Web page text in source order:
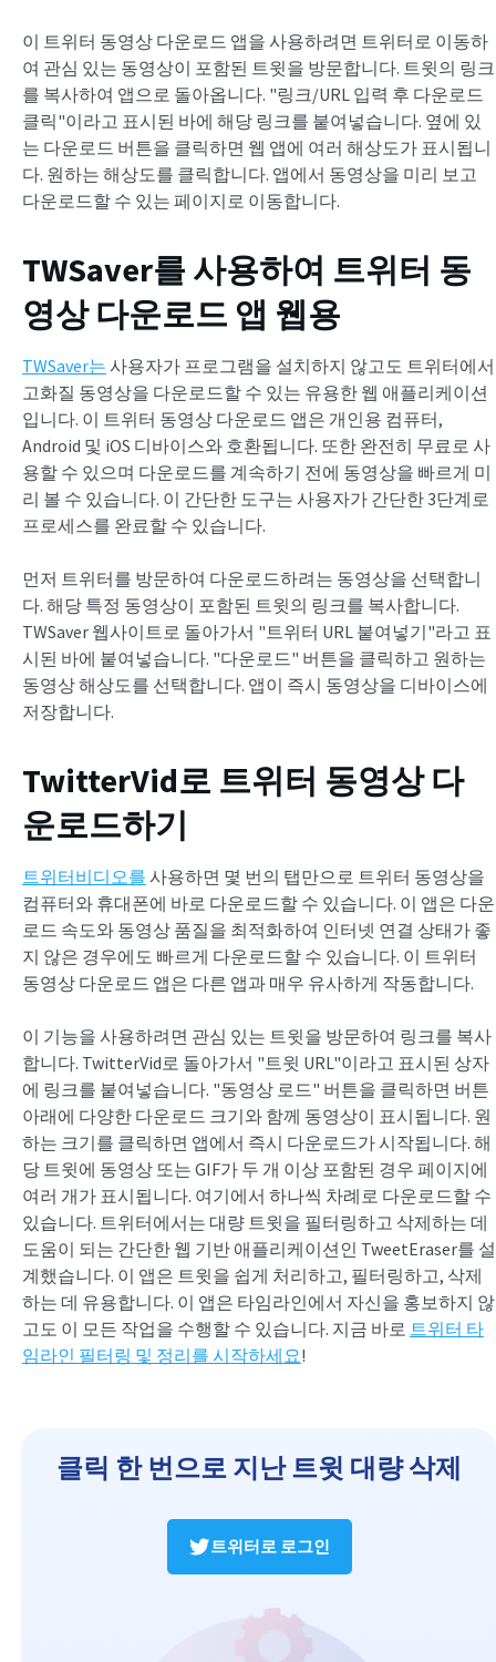
이 트위터 동영상 다운로드 앱을 사용하려면 트위터로 이동하
여 관심 있는 동영상이 포함된 트윗을 방문합니다. 트윗의 링크
를 복사하여 앱으로 돌아옵니다. "링크/URL 입력 후 다운로드
클릭"이라고 표시된 바에 해당 링크를 붙여넣습니다. 옆에 있
는 다운로드 버튼을 클릭하면 웹 앱에 여러 해상도가 표시됩니
다. 원하는 해상도를 클릭합니다. 앱에서 동영상을 미리 보고
다운로드할 수 있는 페이지로 이동합니다.
TWSaver를 사용하여 트위터 동
영상 다운로드 앱 웹용
TWSaver는 사용자가 프로그램을 설치하지 않고도 트위터에서
고화질 동영상을 다운로드할 수 있는 유용한 웹 애플리케이션
입니다. 이 트위터 동영상 다운로드 앱은 개인용 컴퓨터,
Android 및 iOS 디바이스와 호환됩니다. 또한 완전히 무료로 사
용할 수 있으며 다운로드를 계속하기 전에 동영상을 빠르게 미
리 볼 수 있습니다. 이 간단한 도구는 사용자가 간단한 3단계로
프로세스를 완료할 수 있습니다.
먼저 트위터를 방문하여 다운로드하려는 동영상을 선택합니
다. 해당 특정 동영상이 포함된 트윗의 링크를 복사합니다.
TWSaver 웹사이트로 돌아가서 "트위터 URL 붙여넣기"라고 표
시된 바에 붙여넣습니다. "다운로드" 버튼을 클릭하고 원하는
동영상 해상도를 선택합니다. 앱이 즉시 동영상을 디바이스에
저장합니다.
TwitterVid로 트위터 동영상 다
운로드하기
트위터비디오를 사용하면 몇 번의 탭만으로 트위터 동영상을
컴퓨터와 휴대폰에 바로 다운로드할 수 있습니다. 이 앱은 다운
로드 속도와 동영상 품질을 최적화하여 인터넷 연결 상태가 좋
지 않은 경우에도 빠르게 다운로드할 수 있습니다. 이 트위터
동영상 다운로드 앱은 다른 앱과 매우 유사하게 작동합니다.
이 기능을 사용하려면 관심 있는 트윗을 방문하여 링크를 복사
합니다. TwitterVid로 돌아가서 "트윗 URL"이라고 표시된 상자
에 링크를 붙여넣습니다. "동영상 로드" 버튼을 클릭하면 버튼
아래에 다양한 다운로드 크기와 함께 동영상이 표시됩니다. 원
하는 크기를 클릭하면 앱에서 즉시 다운로드가 시작됩니다. 해
당 트윗에 동영상 또는 GIF가 두 개 이상 포함된 경우 페이지에
여러 개가 표시됩니다. 여기에서 하나씩 차례로 다운로드할 수
있습니다. 트위터에서는 대량 트윗을 필터링하고 삭제하는 데
도움이 되는 간단한 웹 기반 애플리케이션인 TweetEraser를 설
계했습니다. 이 앱은 트윗을 쉽게 처리하고, 필터링하고, 삭제
하는 데 유용합니다. 이 앱은 타임라인에서 자신을 홍보하지 않
고도 이 모든 작업을 수행할 수 있습니다. 지금 바로 트위터 타
임라인 필터링 및 정리를 시작하세요!
클릭 한 번으로 지난 트윗 대량 삭제
트위터로 로그인